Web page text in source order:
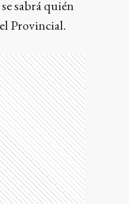
sabrá quién
Provincial.